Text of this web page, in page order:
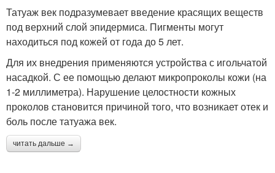
Татуаж век подразумевает введение красящих веществ
под верхний слой эпидермиса. Пигменты могут
находиться под кожей от года до 5 лет.
Для их внедрения применяются устройства с игольчатой
насадкой. С ее помощью делают микропроколы кожи (на
1-2 миллиметра). Нарушение целостности кожных
проколов становится причиной того, что возникает отек и
боль после татуажа век.
читать дальше →